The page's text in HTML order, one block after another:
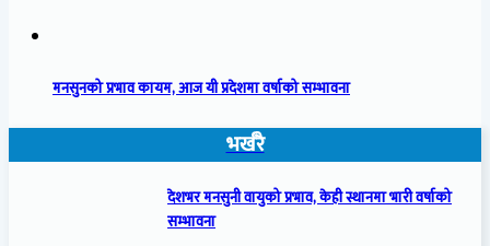
मनसुनको प्रभाव कायम, आज यी प्रदेशमा वर्षाको सम्भावना
भर्खरै
देशभर मनसुनी वायुको प्रभाव, केही स्थानमा भारी वर्षाको
सम्भावना